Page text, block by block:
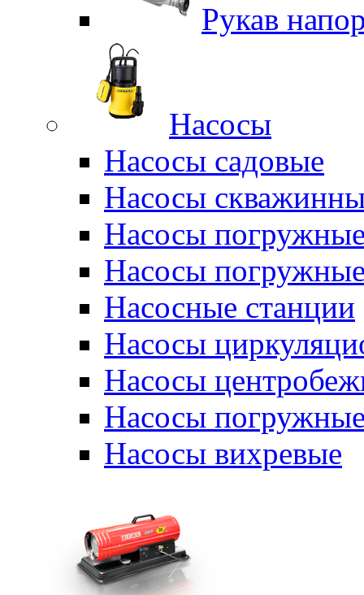
Рукав
Насосы
Насосы садовые
Насосы
Насосы
Насосы
Насосные станции
Насосы
Насосы
Насосы
Насосы вихревые